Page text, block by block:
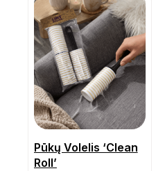
Pūkų Volelis ‘Clean
Roll’